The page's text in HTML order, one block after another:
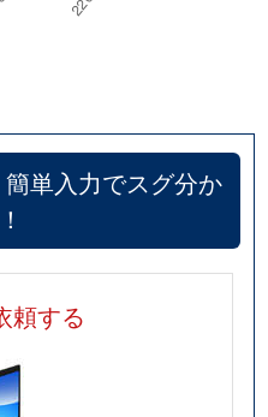
単入力でスグ分か
頼する